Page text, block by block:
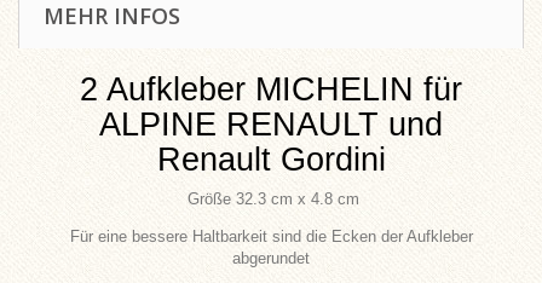
MEHR INFOS
2 Aufkleber MICHELIN für
ALPINE RENAULT und
Renault Gordini
Größe 32.3 cm x 4.8 cm
Für eine bessere Haltbarkeit sind die Ecken der Aufkleber
abgerundet